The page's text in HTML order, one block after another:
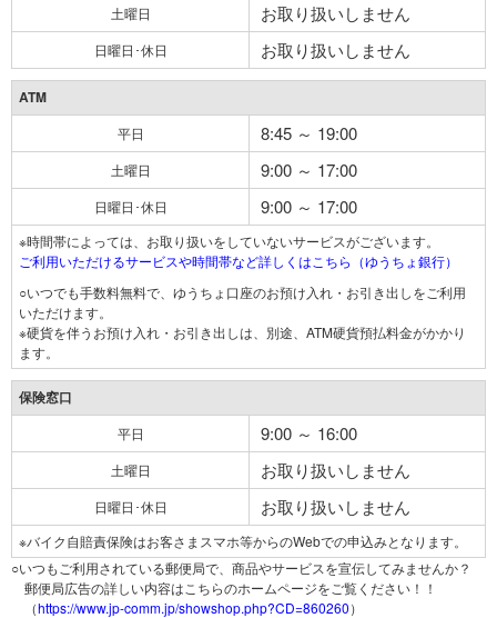
土曜日 お取り扱いしません
日曜日･休日 お取り扱いしません
ATM
平日 8:45 ～ 19:00
土曜日 9:00 ～ 17:00
日曜日･休日 9:00 ～ 17:00
※時間帯によっては、お取り扱いをしていないサービスがございます。
ご利用いただけるサービスや時間帯など詳しくはこちら（ゆうちょ銀行）
○いつでも手数料無料で、ゆうちょ口座のお預け入れ・お引き出しをご利用
いただけます。
※硬貨を伴うお預け入れ・お引き出しは、別途、ATM硬貨預払料金がかかり
ます。
保険窓口
平日 9:00 ～ 16:00
土曜日 お取り扱いしません
日曜日･休日 お取り扱いしません
※バイク自賠責保険はお客さまスマホ等からのWebでの申込みとなります。
○いつもご利用されている郵便局で、商品やサービスを宣伝してみませんか？
郵便局広告の詳しい内容はこちらのホームページをご覧ください！！
（https://www.jp-comm.jp/showshop.php?CD=860260）